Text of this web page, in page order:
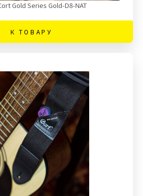
Gold Series Gold-D8-NAT
К ТОВАРУ